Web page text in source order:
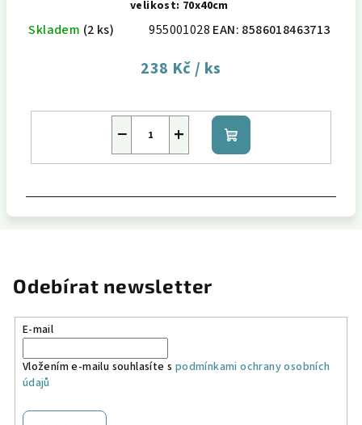
velikost: 70x40cm
Skladem (2 ks) 955001028 EAN: 8586018463713
238 Kč/ ks
+
− Do
košíku
Odebírat newsletter
E-mail
Vložením e-mailu souhlasíte s podmínkami ochrany osobních
údajů